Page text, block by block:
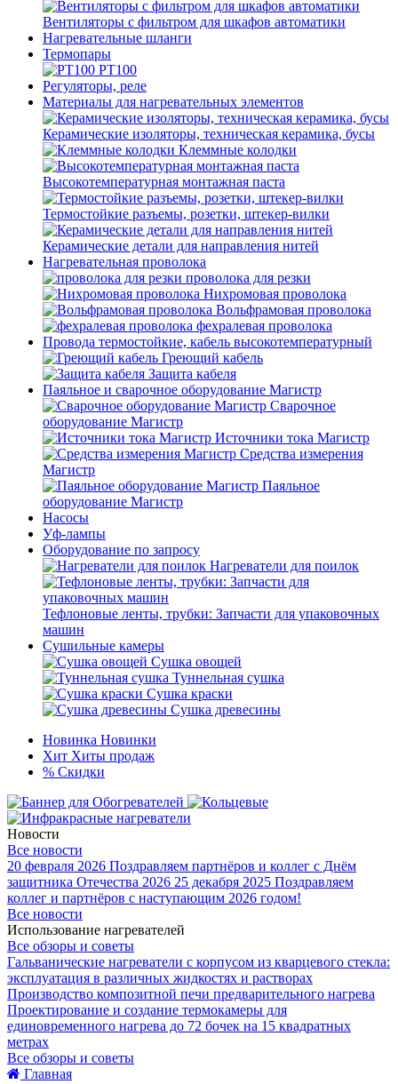
Вентиляторы с фильтром для шкафов автоматики
Нагревательные шланги
Термопары
PT100
Регуляторы, реле
Материалы для нагревательных элементов
Керамические изоляторы, техническая керамика, бусы
Клеммные колодки
Высокотемпературная монтажная паста
Термостойкие разъемы, розетки, штекер-вилки
Керамические детали для направления нитей
Нагревательная проволока
проволока для резки
Нихромовая проволока
Вольфрамовая проволока
фехралевая проволока
Провода термостойкие, кабель высокотемпературный
Греющий кабель
Защита кабеля
Паяльное и сварочное оборудование Магистр
Сварочное
оборудование Магистр
Источники тока Магистр
Средства измерения
Магистр
Паяльное
оборудование Магистр
Насосы
Уф-лампы
Оборудование по запросу
Нагреватели для поилок
Тефлоновые ленты, трубки: Запчасти для упаковочных
машин
Сушильные камеры
Сушка овощей
Туннельная сушка
Сушка краски
Сушка древесины
Новинка Новинки
Хит Хиты продаж
% Скидки
Новости
Все новости
20 февраля 2026 Поздравляем партнёров и коллег с Днём
защитника Отечества 2026 25 декабря 2025 Поздравляем
коллег и партнёров с наступающим 2026 годом!
Все новости
Использование нагревателей
Все обзоры и советы
Гальванические нагреватели с корпусом из кварцевого стекла:
эксплуатация в различных жидкостях и растворах
Производство композитной печи предварительного нагрева
Проектирование и создание термокамеры для
единовременного нагрева до 72 бочек на 15 квадратных
метрах
Все обзоры и советы
Главная